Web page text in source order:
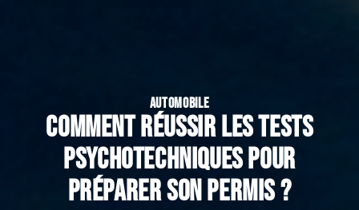
AUTOMOBILE
Comment réussir les tests
psychotechniques pour
préparer son permis ?